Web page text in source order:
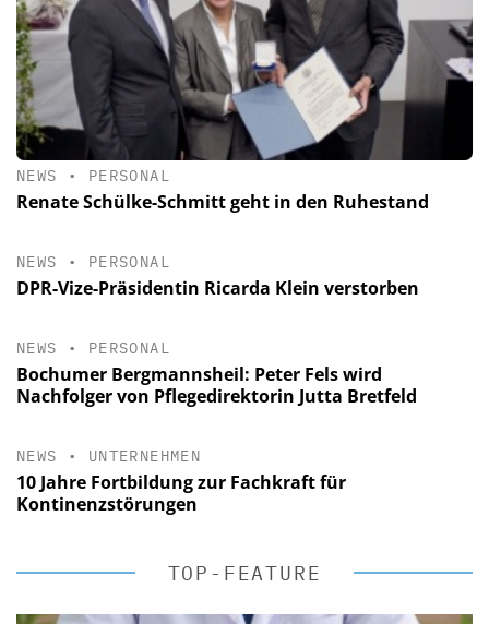
NEWS • PERSONAL
Renate Schülke-Schmitt geht in den Ruhestand
NEWS • PERSONAL
DPR-Vize-Präsidentin Ricarda Klein verstorben
NEWS • PERSONAL
Bochumer Bergmannsheil: Peter Fels wird
Nachfolger von Pflegedirektorin Jutta Bretfeld
NEWS • UNTERNEHMEN
10 Jahre Fortbildung zur Fachkraft für
Kontinenzstörungen
TOP-FEATURE